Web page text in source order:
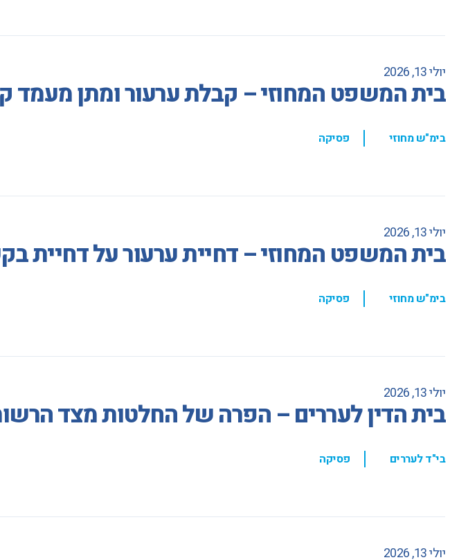
יולי 13, 2026
בית המשפט המחוזי – קבלת ערעור ומתן מעמד
בימ"ש מחוזי , פסיקה
יולי 13, 2026
בית המשפט המחוזי – דחיית ערעור על דחיית
בימ"ש מחוזי , פסיקה
יולי 13, 2026
בית הדין לעררים – הפרה של החלטות מצד
בי"ד לעררים , פסיקה
יולי 13, 2026